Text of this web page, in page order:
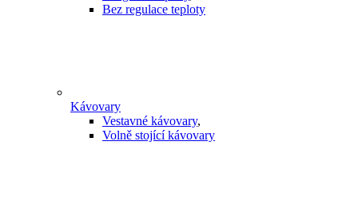
Bez regulace teploty
Kávovary
Vestavné kávovary,
Volně stojící kávovary